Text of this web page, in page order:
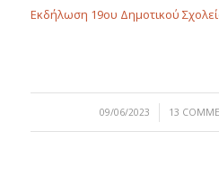
Εκδήλωση 19ου Δημοτικού
09/06/2023
/ 13 /